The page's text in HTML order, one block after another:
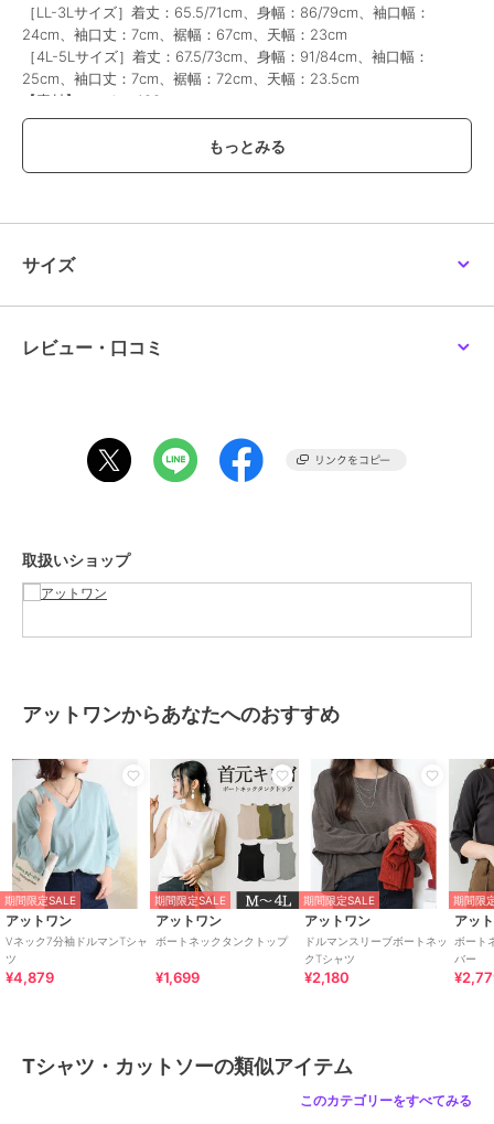
［LL-3Lサイズ］着丈：65.5/71cm、身幅：86/79cm、袖口幅：
24cm、袖口丈：7cm、裾幅：67cm、天幅：23cm
［4L-5Lサイズ］着丈：67.5/73cm、身幅：91/84cm、袖口幅：
25cm、袖口丈：7cm、裾幅：72cm、天幅：23.5cm
【素材】コットン100％
【裏地】なし
【伸縮性】なし
って実際の商品とは異なって見える場合がございます。 何卒ご注意の
上ご購入ください。・サイズは若干の誤差が生じる場合がございま
期間限定セール開催中
ショップ アットワン
商品カテゴリ トップス ／
Tシャツ・カットソ
特徴
トップス
綿100％
カットソー素材 /無地
/
５分・７分袖 /
フレアスリーブ
ドルマンスリーブ /
LL･13号以
上あり/ 大きいサイズあり/ラ
イフスタイル/ラウンドネック/
ボートネック
レギュラー丈(ト
ップス)/チュニック丈（トップ
/ドルマンスリーブ /LL･13号以
大きいサイズあり/ラ
サイズ
レビュー・口コミ
取扱いショップ
アットワンからあなたへのおすすめ
期間限定SALE
アットワン
Vネック7分袖ドルマンTシャ
ツ
¥4,879
期間限定SALE
アットワン
ボートネックタンクトップ
¥1,699
期間限定SALE
アットワン
ドルマンスリーブボートネッ
クTシャツ
¥2,180
期間限
アッ
ボート
バー
Tシャツ・カットソーの類似アイテム
このカテゴリーをすべてみる